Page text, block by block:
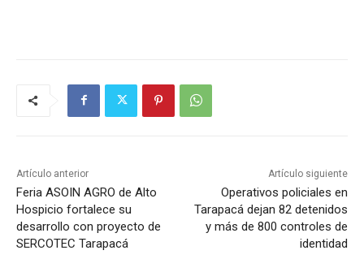
Artículo anterior
Feria ASOIN AGRO de Alto
Hospicio fortalece su
desarrollo con proyecto de
SERCOTEC Tarapacá
Artículo siguiente
Operativos policiales en
Tarapacá dejan 82 detenidos
y más de 800 controles de
identidad